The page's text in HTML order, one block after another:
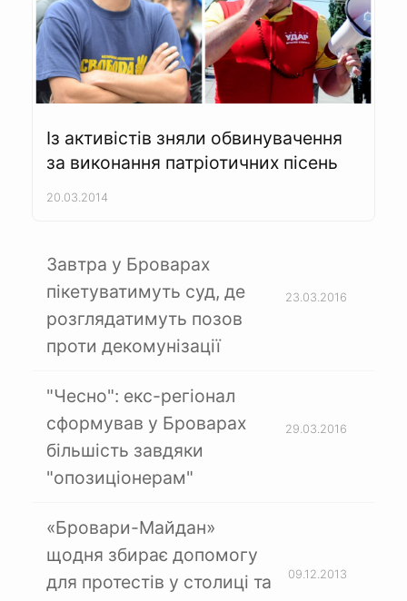
Із активістів зняли обвинувачення
за виконання патріотичних пісень
20.03.2014
Завтра у Броварах
пікетуватимуть суд, де
розглядатимуть позов
проти декомунізації
23.03.2016
"Чесно": екс-регіонал
сформував у Броварах
більшість завдяки
"опозиціонерам"
29.03.2016
«Бровари-Майдан»
щодня збирає допомогу
для протестів у столиці та
09.12.2013